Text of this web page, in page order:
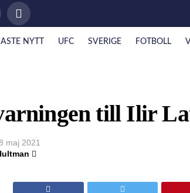
NYTT UFC SVERIGE FOTBOLL
till Ilir
maj 2021